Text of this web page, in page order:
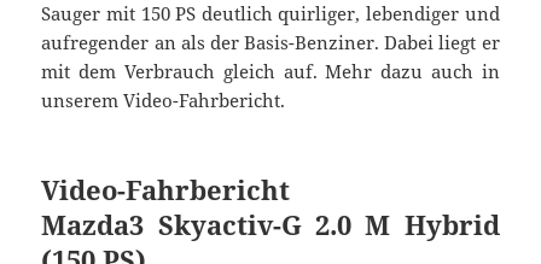
Sauger mit 150 PS deutlich quirliger, lebendiger und
aufregender an als der Basis-Benziner. Dabei liegt er
mit dem Verbrauch gleich auf. Mehr dazu auch in
unserem Video-Fahrbericht.
Video-Fahrbericht
Mazda3 Skyactiv-G 2.0 M Hybrid